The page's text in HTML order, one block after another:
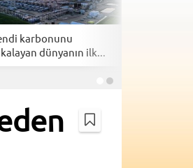
karbonunu
dünyanın ilk...